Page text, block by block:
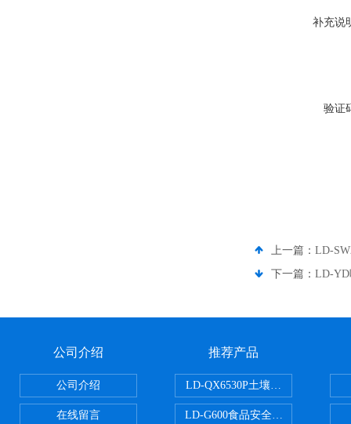
补充说
验证
上一篇： LD-
下一篇： LD-YD
公司介绍
公司介绍
在线留言
推荐产品
LD-QX6530P土壤氧化还原电位检
LD-G600食品安全检测仪